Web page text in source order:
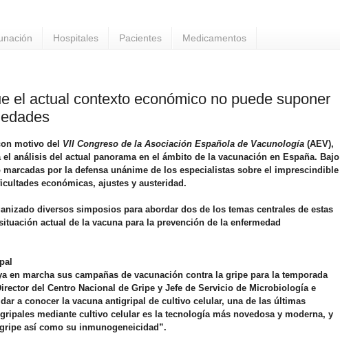
Hospitales Pacientes Medicamentos
el actual contexto económico no puede suponer
motivo del VII Congreso de la Asociación Española de Vacunología (AEV),
análisis del actual panorama en el ámbito de la vacunación en España. Bajo
por la defensa unánime de los especialistas sobre el imprescindible
económicas, ajustes y austeridad.
diversos simposios para abordar dos de los temas centrales de estas
actual de la vacuna para la prevención de la enfermedad
en marcha sus campañas de vacunación contra la gripe para la temporada
del Centro Nacional de Gripe y Jefe de Servicio de Microbiología e
a conocer la vacuna antigripal de cultivo celular, una de las últimas
mediante cultivo celular es la tecnología más novedosa y moderna, y
así como su inmunogeneicidad ”.